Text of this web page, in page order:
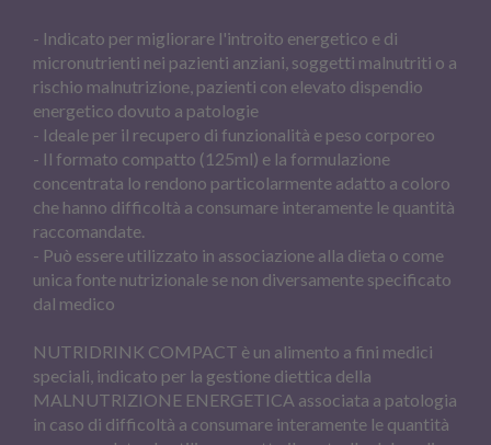
- Indicato per migliorare l'introito energetico e di
micronutrienti nei pazienti anziani, soggetti malnutriti o a
rischio malnutrizione, pazienti con elevato dispendio
energetico dovuto a patologie
- Ideale per il recupero di funzionalità e peso corporeo
- Il formato compatto (125ml) e la formulazione
concentrata lo rendono particolarmente adatto a coloro
che hanno difficoltà a consumare interamente le quantità
raccomandate.
- Può essere utilizzato in associazione alla dieta o come
unica fonte nutrizionale se non diversamente specificato
dal medico
NUTRIDRINK COMPACT è un alimento a fini medici
speciali, indicato per la gestione diettica della
MALNUTRIZIONE ENERGETICA associata a patologia
in caso di difficoltà a consumare interamente le quantità